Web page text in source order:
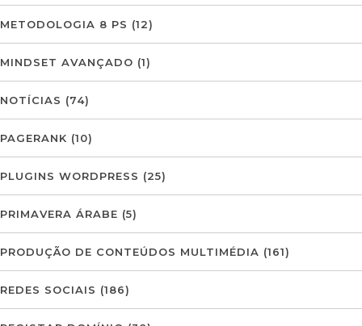
METODOLOGIA 8 PS (12)
MINDSET AVANÇADO (1)
NOTÍCIAS (74)
PAGERANK (10)
PLUGINS WORDPRESS (25)
PRIMAVERA ÁRABE (5)
PRODUÇÃO DE CONTEÚDOS MULTIMÉDIA (161)
REDES SOCIAIS (186)